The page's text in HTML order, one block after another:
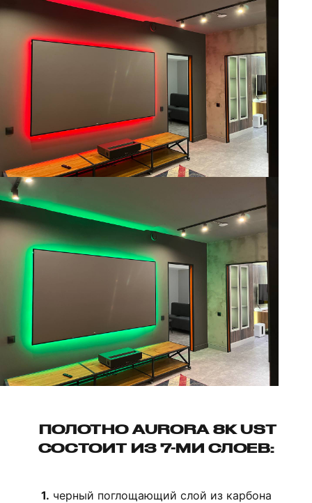
ПОЛОТНО AURORA 8K UST
СОСТОИТ ИЗ 7-МИ СЛОЕВ:
1. черный поглощающий слой из карбона